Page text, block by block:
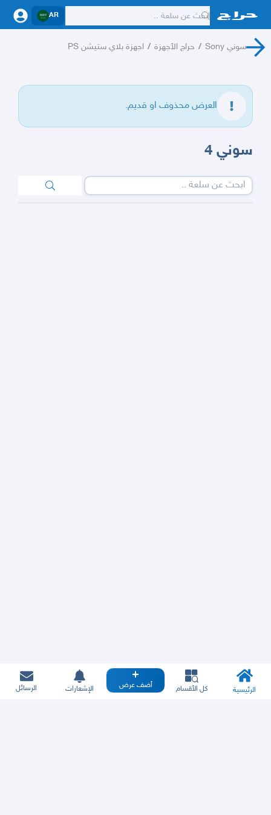
AR
سوني Sony / حراج الأجهزة / اجهزة بلاي ستيشن PS
العرض محذوف او قديم.
سوني 4
الرئيسية كل الأقسام أضف عرض الإشعارات الرسائل